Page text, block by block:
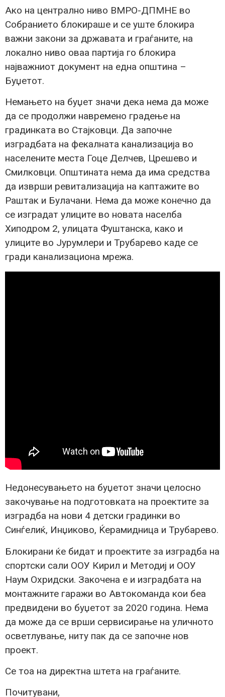
Ако на централно ниво ВМРО-ДПМНЕ во
Собранието блокираше и се уште блокира
важни закони за државата и граѓаните, на
локално ниво оваа партија го блокира
најважниот документ на една општина –
Буџетот.
Немањето на буџет значи дека нема да може
да се продолжи навремено градење на
градинката во Стајковци. Да започне
изградбата на фекалната канализација во
населените места Гоце Делчев, Црешево и
Смилковци. Општината нема да има средства
да изврши ревитализација на каптажите во
Раштак и Булачани. Нема да може конечно да
се изградат улиците во новата населба
Хиподром 2, улицата Фуштанска, како и
улиците во Јурумлери и Трубарево каде се
гради канализациона мрежа.
Недонесувањето на буџетот значи целосно
закочување на подготовката на проектите за
изградба на нови 4 детски градинки во
Синѓелиќ, Инџиково, Ќерамидница и Трубарево.
Блокирани ќе бидат и проектите за изградба на
спортски сали ООУ Кирил и Методиј и ООУ
Наум Охридски. Закочена е и изградбата на
монтажните гаражи во Автокоманда кои беа
предвидени во буџетот за 2020 година. Нема
да може да се врши сервисирање на уличното
осветлување, ниту пак да се започне нов
проект.
Се тоа на директна штета на граѓаните.
Почитувани,